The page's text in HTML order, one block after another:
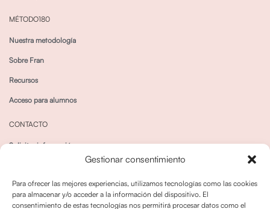
Gestionar consentimiento
Para ofrecer las mejores experiencias, utilizamos tecnologías como las cookies
para almacenar y/o acceder a la información del dispositivo. El
consentimiento de estas tecnologías nos permitirá procesar datos como el
MÉTODO180
Nuestra metodología
Sobre Fran
Recursos
Acceso para alumnos
CONTACTO
Solicitar información